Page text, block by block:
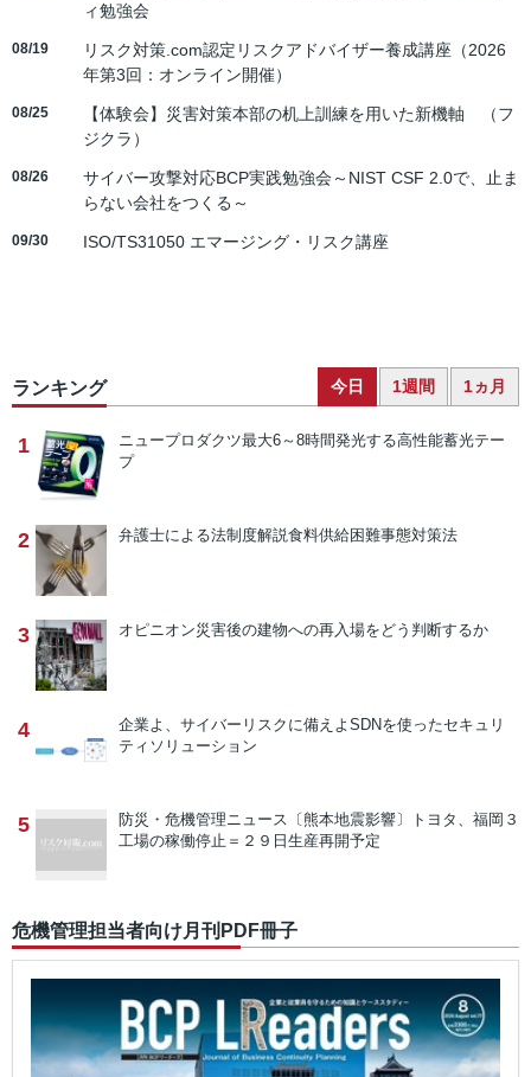
ィ勉強会
08/19
リスク対策.com認定リスクアドバイザー養成講座（2026
年第3回：オンライン開催）
08/25
【体験会】災害対策本部の机上訓練を用いた新機軸 （フ
ジクラ）
08/26
サイバー攻撃対応BCP実践勉強会～NIST CSF 2.0で、止ま
らない会社をつくる～
09/30 ISO/TS31050 エマージング・リスク講座
ランキング 今日 1週間 1ヵ月
1 ニュープロダクツ最大6～8時間発光する高性能蓄光テー
プ
2 弁護士による法制度解説食料供給困難事態対策法
3 オピニオン災害後の建物への再入場をどう判断するか
4 企業よ、サイバーリスクに備えよ SDNを使ったセキュリ
ティソリューション
5 防災・危機管理ニュース 〔熊本地震影響〕トヨタ、福岡３
工場の稼働停止＝２９日生産再開予定
危機管理担当者向け月刊PDF冊子